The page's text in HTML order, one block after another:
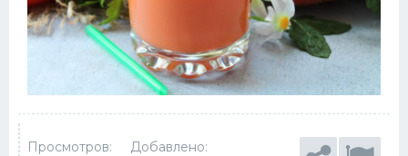
Просмотров: Добавлено: